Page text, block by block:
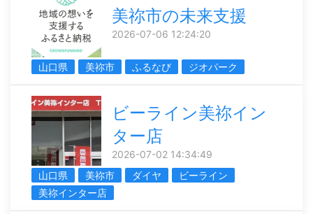
美祢市の未来支援
2026-07-06 12:24:20
山口県 美祢市 ふるなび ジオパーク
ビーライン美祢イン
ター店
2026-07-02 14:34:49
山口県
美祢市 ダイヤ
ビーライン
美祢インター店